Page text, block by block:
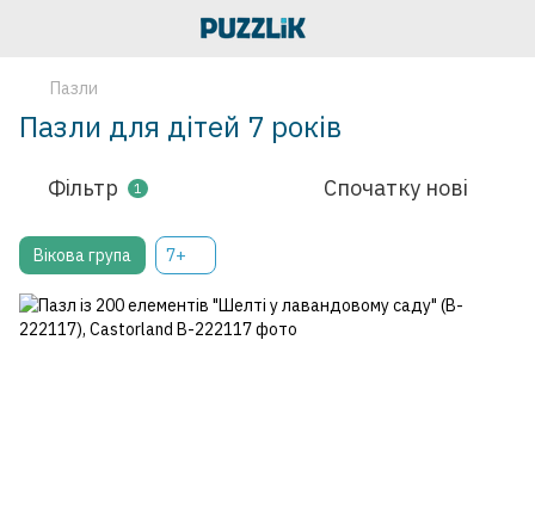
Пазли
Пазли для дітей 7 років
Фільтр 1 Спочатку нові
Вікова група 7+